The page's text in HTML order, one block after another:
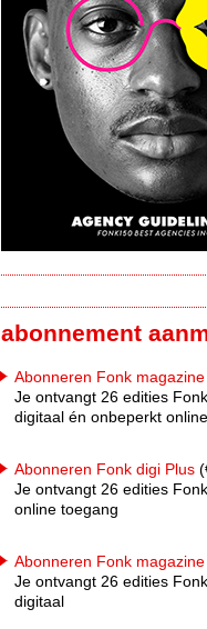
abonnement
Abonneren Fonk
Je ontvangt 26 edities
digitaal én onbeperkt
Abonneren Fonk digi Plus
Je ontvangt 26 edities
online toegang
Abonneren Fonk
Je ontvangt 26 edities
digitaal